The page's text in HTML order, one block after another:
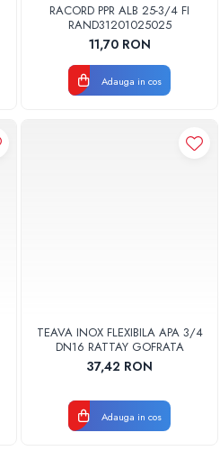
RACORD PPR ALB 25-3/4 FI
RAND31201025025
11,70 RON
Adauga in cos
TEAVA INOX FLEXIBILA APA 3/4
DN16 RATTAY GOFRATA
37,42 RON
Adauga in cos